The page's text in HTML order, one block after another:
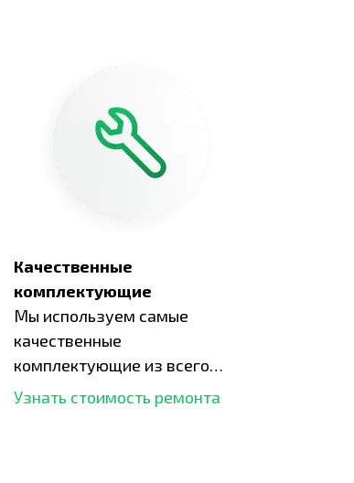
Качественные
комплектующие
Мы используем самые
качественные
комплектующие из всего
рынка и используем самое
Узнать стоимость ремонта